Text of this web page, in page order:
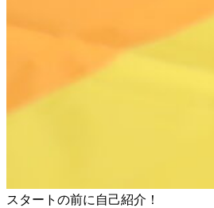
スタートの前に自己紹介！